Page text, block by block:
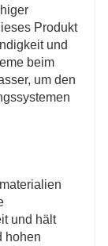
Produkt
und
beim
um den
und hält
hohen